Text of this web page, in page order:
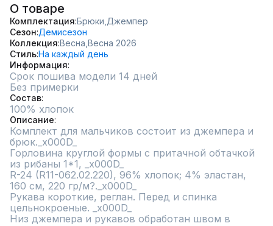
О товаре
Комплектация Брюки, Джемпер
Сезон Демисезон
Коллекция Весна, Весна 2026
СтильНа каждый день
Информация
Срок пошива модели 14 дней
Без примерки
Состав
100% хлопок
Описание
Комплект для мальчиков состоит из джемпера и
брюк._x000D_
Горловина круглой формы с притачной обтачкой
из рибаны 1*1, _x000D_
R-24 (R11-062.02.220), 96% хлопок; 4% эластан,
160 см, 220 гр/м?._x000D_
Рукава короткие, реглан. Перед и спинка
цельнокроеные. _x000D_
Низ джемпера и рукавов обработан швом в